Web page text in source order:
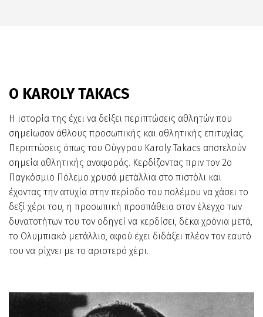
Ο KAROLY TAKACS
Η ιστορία της έχει να δείξει περιπτώσεις αθλητών που
σημείωσαν άθλους προσωπικής και αθλητικής επιτυχίας.
Περιπτώσεις όπως του Ούγγρου Karoly Takacs αποτελούν
σημεία αθλητικής αναφοράς. Κερδίζοντας πριν τον 2o
Παγκόσμιο Πόλεμο χρυσά μετάλλια στο πιστόλι και
έχοντας την ατυχία στην περίοδο του πολέμου να χάσει το
δεξί χέρι του, η προσωπική προσπάθεια στον έλεγχο των
δυνατοτήτων του τον οδηγεί να κερδίσει, δέκα χρόνια μετά,
το Ολυμπιακό μετάλλιο, αφού έχει διδάξει πλέον τον εαυτό
του να ρίχνει με το αριστερό χέρι.